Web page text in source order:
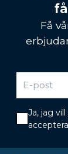
Få
Ja, jag